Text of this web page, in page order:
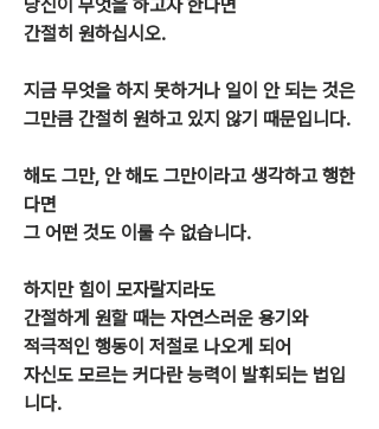
당신이 무엇을 하고자 한다면
간절히 원하십시오.
지금 무엇을 하지 못하거나 일이 안 되는 것은
그만큼 간절히 원하고 있지 않기 때문입니다.
해도 그만, 안 해도 그만이라고 생각하고 행한
다면
그 어떤 것도 이룰 수 없습니다.
하지만 힘이 모자랄지라도
간절하게 원할 때는 자연스러운 용기와
적극적인 행동이 저절로 나오게 되어
자신도 모르는 커다란 능력이 발휘되는 법입
니다.